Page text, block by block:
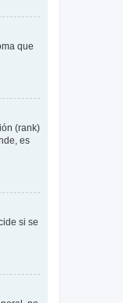
que
(rank)
es
si se